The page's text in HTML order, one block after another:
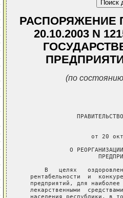
РАСПОРЯЖЕНИЕ
20.10.2003 N
(по
от 20
О
В   целях
рентабельности  и
предприятий, для
лекарственными
населения республики, в